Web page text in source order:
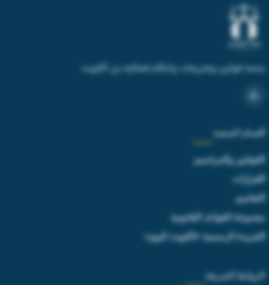
منصة قوانين وتشريعات واحكام قضائية من الكويت
أقسام المنصة
القوانين والمراسيم
القرارات
التعاميم
مجموعة القواعد القانونية
الجريدة الرسمية «الكويت اليوم»
الروابط السريعة